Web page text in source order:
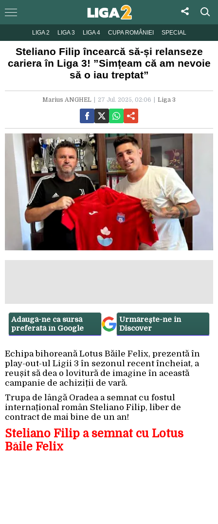
LIGA 2 LIGA 3 LIGA 4 CUPA ROMÂNIEI SPECIAL
Steliano Filip încearcă să-și relanseze
cariera în Liga 3! ”Simțeam că am nevoie
să o iau treptat”
Marius ANGHEL 27 Jul. 2025, 02:06 Liga 3
Adaugă-ne ca sursă
preferată în Google
Urmărește-ne in
Discover
Echipa bihoreană Lotus Băile Felix, prezentă în
play-out-ul Ligii 3 în sezonul recent încheiat, a
reușit să dea o lovitură de imagine în această
campanie de achiziții de vară.
Trupa de lângă Oradea a semnat cu fostul
internațional român Steliano Filip, liber de
contract de mai bine de un an!
Steliano Filip a semnat cu Lotus
Băile Felix